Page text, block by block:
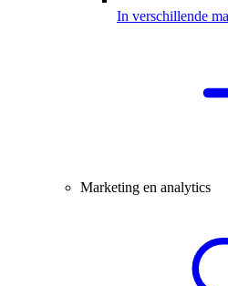
In verschillende
Marketing en analytics